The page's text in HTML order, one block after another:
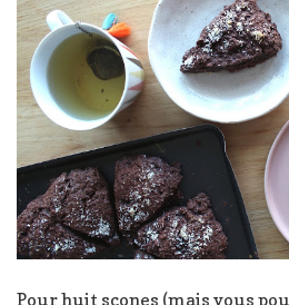
Pour huit scones (mais vous